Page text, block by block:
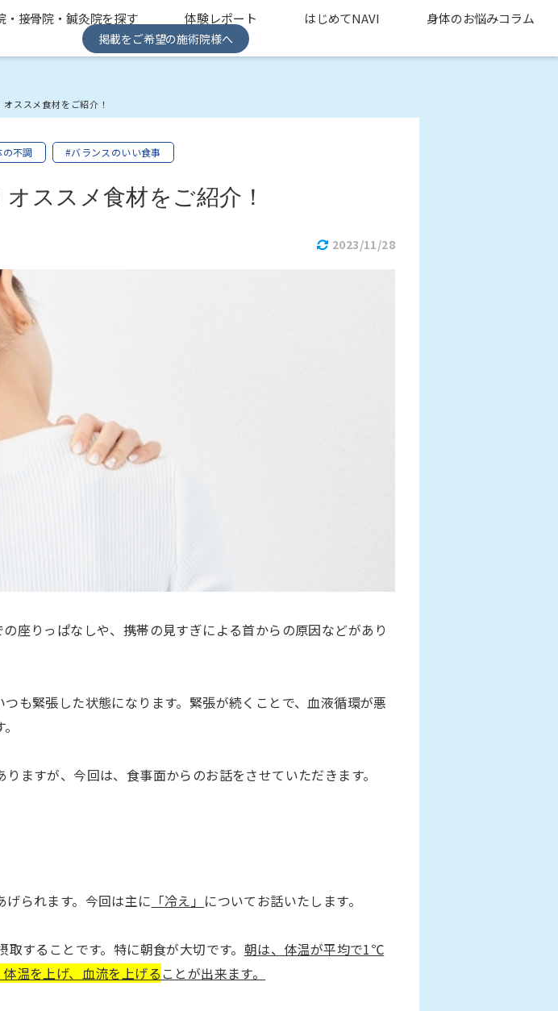
・接骨院・鍼灸院を探す 体験レポート はじめてNAVI 身体のお悩みコラム
掲載をご希望の施術院様へ
ススメ食材をご紹介！
不調 #バランスのいい食事
ススメ食材をご紹介！
2023/11/28
座りっぱなしや、携帯の見すぎによる首からの原因などがあり
も緊張した状態になります。緊張が続くことで、血液循環が悪
ますが、今回は、食事面からのお話をさせていただきます。
げられます。今回は主に 「冷え」 についてお話いたします。
することです。特に朝食が大切です。 朝は、体温が平均で1℃
温を上げ、血流を上げる ことが出来ます。